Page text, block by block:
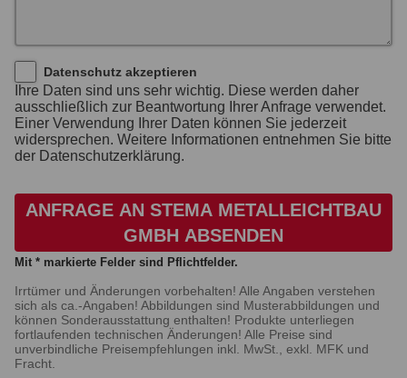
Datenschutz akzeptieren
Ihre Daten sind uns sehr wichtig. Diese werden daher
ausschließlich zur Beantwortung Ihrer Anfrage verwendet.
Einer Verwendung Ihrer Daten können Sie jederzeit
widersprechen. Weitere Informationen entnehmen Sie bitte
der Datenschutzerklärung.
ANFRAGE AN STEMA METALLEICHTBAU
GMBH ABSENDEN
Mit * markierte Felder sind Pflichtfelder.
Irrtümer und Änderungen vorbehalten! Alle Angaben verstehen
sich als ca.-Angaben! Abbildungen sind Musterabbildungen und
können Sonderausstattung enthalten! Produkte unterliegen
fortlaufenden technischen Änderungen! Alle Preise sind
unverbindliche Preisempfehlungen inkl. MwSt., exkl. MFK und
Fracht.